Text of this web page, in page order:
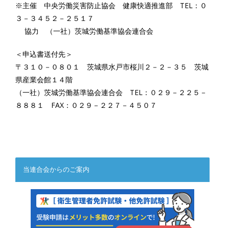
※主催 中央労働災害防止協会 健康快適推進部 TEL：０
３－３４５２－２５１７
協力 （一社）茨城労働基準協会連合会
＜申込書送付先＞
〒３１０－０８０１ 茨城県水戸市桜川２－２－３５ 茨城
県産業会館１４階
（一社）茨城労働基準協会連合会 TEL：０２９－２２５－
８８８１ FAX：０２９－２２７－４５０７
当連合会からのご案内